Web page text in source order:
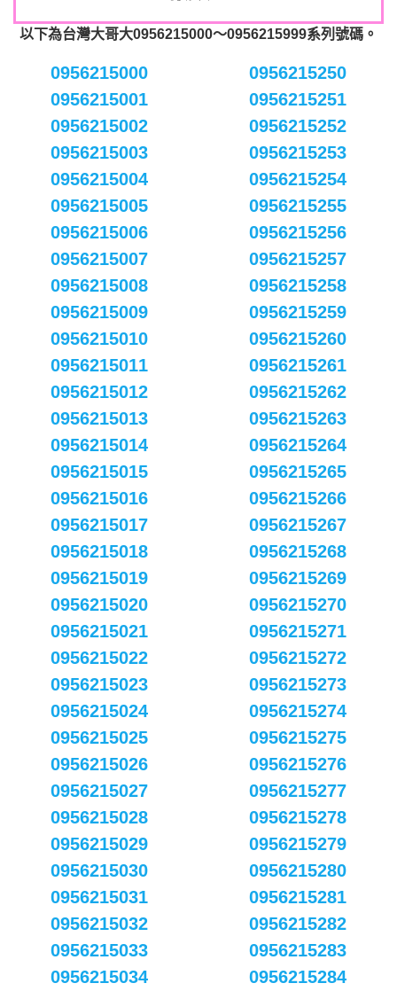
以下為台灣大哥大0956215000～0956215999系列號碼。
0956215000
0956215001
0956215002
0956215003
0956215004
0956215005
0956215006
0956215007
0956215008
0956215009
0956215010
0956215011
0956215012
0956215013
0956215014
0956215015
0956215016
0956215017
0956215018
0956215019
0956215020
0956215021
0956215022
0956215023
0956215024
0956215025
0956215026
0956215027
0956215028
0956215029
0956215030
0956215031
0956215032
0956215033
0956215034
0956215250
0956215251
0956215252
0956215253
0956215254
0956215255
0956215256
0956215257
0956215258
0956215259
0956215260
0956215261
0956215262
0956215263
0956215264
0956215265
0956215266
0956215267
0956215268
0956215269
0956215270
0956215271
0956215272
0956215273
0956215274
0956215275
0956215276
0956215277
0956215278
0956215279
0956215280
0956215281
0956215282
0956215283
0956215284